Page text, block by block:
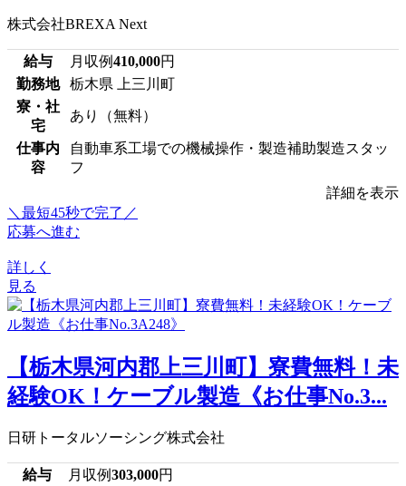
株式会社BREXA Next
給与 月収例410,000円
勤務地
栃木県 上三川町
寮・社
宅
あり（無料）
仕事内
容
自動車系工場での機械操作・製造補助製造スタッ
フ
詳細を表示
＼最短45秒で完了／
応募へ進む
詳しく
見る
【栃木県河内郡上三川町】寮費無料！未
経験OK！ケーブル製造《お仕事No.3...
日研トータルソーシング株式会社
給与 月収例303,000円